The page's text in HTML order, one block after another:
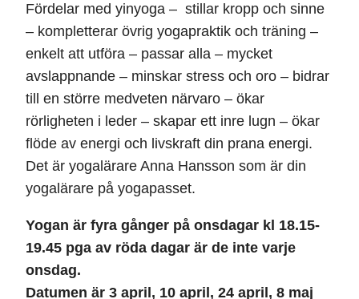
Fördelar med yinyoga – stillar kropp och sinne
– kompletterar övrig yogapraktik och träning –
enkelt att utföra – passar alla – mycket
avslappnande – minskar stress och oro – bidrar
till en större medveten närvaro – ökar
rörligheten i leder – skapar ett inre lugn – ökar
flöde av energi och livskraft din prana energi.
Det är yogalärare Anna Hansson som är din
yogalärare på yogapasset.
Yogan är fyra gånger på onsdagar kl 18.15-
19.45 pga av röda dagar är de inte varje
onsdag.
Datumen är 3 april, 10 april, 24 april, 8 maj